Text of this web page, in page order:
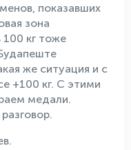
показавших
зона
кг тоже
же ситуация и с
+100 кг. С этими
медали.